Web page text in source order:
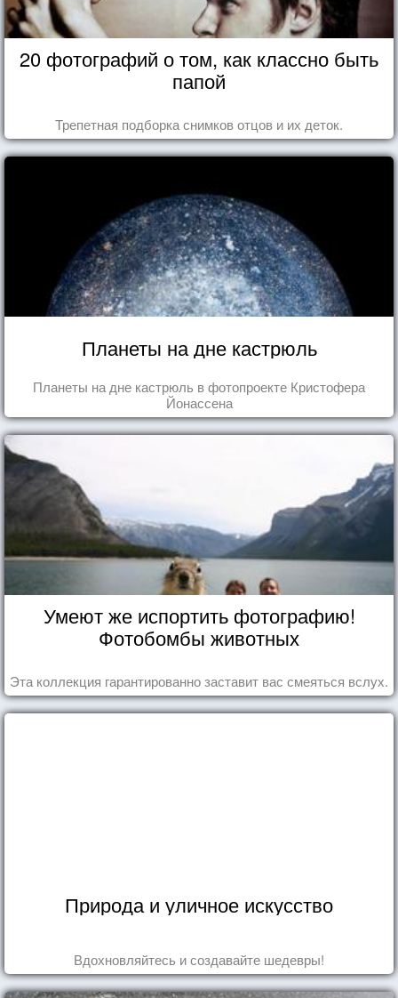
20 фотографий о том, как классно быть
папой
Трепетная подборка снимков отцов и их деток.
Планеты на дне кастрюль
Планеты на дне кастрюль в фотопроекте Кристофера
Йонассена
Умеют же испортить фотографию!
Фотобомбы животных
Эта коллекция гарантированно заставит вас смеяться вслух.
Природа и уличное искусство
Вдохновляйтесь и создавайте шедевры!